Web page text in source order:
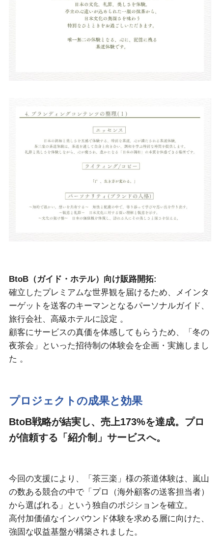
BtoB（ガイド・ホテル）向け販路開拓:
確立したプレミアムな世界観を届けるため、メインタ
ーゲットを送客のキーマンとなるパーソナルガイド、
旅行会社、高級ホテルに設定 。
顧客にサービスの真価を体感してもらうため、「冬の
夜茶会」といった招待制の体験会を企画・実施しまし
た 。
プロジェクトの成果と効果
BtoB戦略が結実し、売上173%を達成。プロ
が信頼する「紹介制」サービスへ。
今回の支援により、「茶三楽」様の茶道体験は、嵐山
の数ある競合の中で「プロ（海外顧客の送客担当者）
から選ばれる」という独自のポジションを確立。
高付加価値なインバウンド体験を求める層に向けた、
強固な収益基盤が構築されました。